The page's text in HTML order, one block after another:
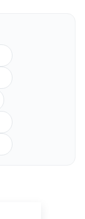
香料美國Prime 盎
司肋眼